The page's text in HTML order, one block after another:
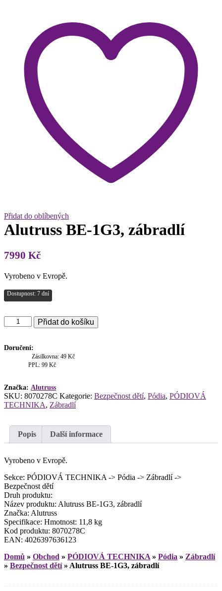
Přidat do oblíbených
Alutruss BE-1G3, zábradlí
7990 Kč
Vyrobeno v Evropě.
Dostupnost: 7 dní
Alutruss
BE-
zábradlí
Přidat do košíku
Doručení:
Zásilkovna: 49 Kč
PPL: 99 Kč
Značka: Alutruss
SKU: 8070278C Kategorie: Bezpečnost dětí, Pódia, PÓDIOVÁ
TECHNIKA, Zábradlí
Popis Další informace
Vyrobeno v Evropě.
Sekce: PÓDIOVÁ TECHNIKA -> Pódia -> Zábradlí ->
Bezpečnost dětí
Druh produktu:
Název produktu: Alutruss BE-1G3, zábradlí
Značka: Alutruss
Specifikace: Hmotnost: 11,8 kg
Kod produktu: 8070278C
EAN: 4026397636123
Domů » Obchod » PÓDIOVÁ TECHNIKA » Pódia » Zábradlí
» Bezpečnost dětí» Alutruss BE-1G3, zábradlí